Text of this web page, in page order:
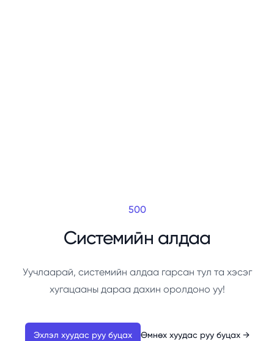
500
Системийн алдаа
Уучлаарай, системийн алдаа гарсан тул та хэсэг
хугацааны дараа дахин оролдоно уу!
Эхлэл хуудас руу буцах Өмнөх хуудас руу буцах →